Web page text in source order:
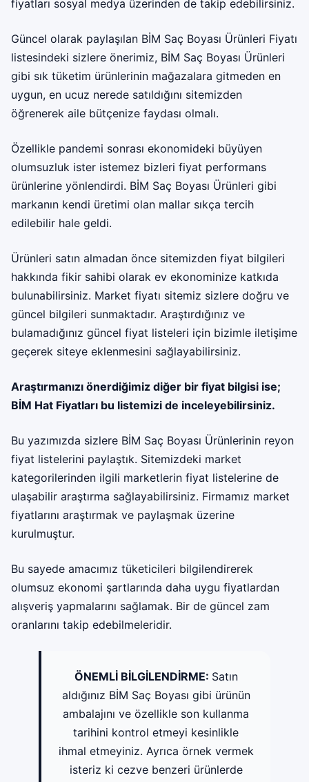
fiyatları sosyal medya üzerinden de takip edebilirsiniz.
Güncel olarak paylaşılan BİM Saç Boyası Ürünleri Fiyatı
listesindeki sizlere önerimiz, BİM Saç Boyası Ürünleri
gibi sık tüketim ürünlerinin mağazalara gitmeden en
uygun, en ucuz nerede satıldığını sitemizden
öğrenerek aile bütçenize faydası olmalı.
Özellikle pandemi sonrası ekonomideki büyüyen
olumsuzluk ister istemez bizleri fiyat performans
ürünlerine yönlendirdi. BİM Saç Boyası Ürünleri gibi
markanın kendi üretimi olan mallar sıkça tercih
edilebilir hale geldi.
Ürünleri satın almadan önce sitemizden fiyat bilgileri
hakkında fikir sahibi olarak ev ekonominize katkıda
bulunabilirsiniz. Market fiyatı sitemiz sizlere doğru ve
güncel bilgileri sunmaktadır. Araştırdığınız ve
bulamadığınız güncel fiyat listeleri için bizimle iletişime
geçerek siteye eklenmesini sağlayabilirsiniz.
Araştırmanızı önerdiğimiz diğer bir fiyat bilgisi ise;
BİM Hat Fiyatları bu listemizi de inceleyebilirsiniz.
Bu yazımızda sizlere BİM Saç Boyası Ürünlerinin reyon
fiyat listelerini paylaştık. Sitemizdeki market
kategorilerinden ilgili marketlerin fiyat listelerine de
ulaşabilir araştırma sağlayabilirsiniz. Firmamız market
fiyatlarını araştırmak ve paylaşmak üzerine
kurulmuştur.
Bu sayede amacımız tüketicileri bilgilendirerek
olumsuz ekonomi şartlarında daha uygu fiyatlardan
alışveriş yapmalarını sağlamak. Bir de güncel zam
oranlarını takip edebilmeleridir.
ÖNEMLİ BİLGİLENDİRME: Satın
aldığınız BİM Saç Boyası gibi ürünün
ambalajını ve özellikle son kullanma
tarihini kontrol etmeyi kesinlikle
ihmal etmeyiniz. Ayrıca örnek vermek
isteriz ki cezve benzeri ürünlerde